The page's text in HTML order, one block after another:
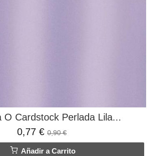
O Cardstock Perlada Lila...
0,77 € 0,90 €
Añadir a Carrito